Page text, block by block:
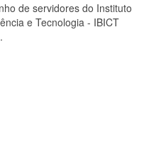
de servidores do Instituto
e Tecnologia - IBICT